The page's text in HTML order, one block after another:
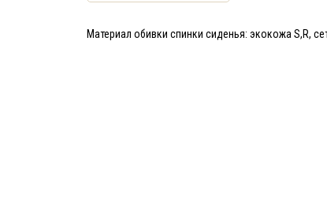
Материал обивки спинки сиденья: экокожа S,R,